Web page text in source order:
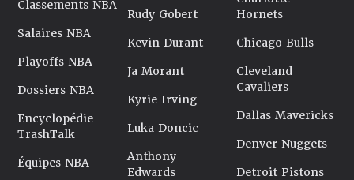
Classements NBA
Salaires NBA
Playoffs NBA
Dossiers NBA
Encyclopédie
TrashTalk
Équipes NBA
Rudy Gobert
Kevin Durant
Ja Morant
Kyrie Irving
Luka Doncic
Anthony
Edwards
Hornets
Chicago Bulls
Cleveland
Cavaliers
Dallas Mavericks
Denver Nuggets
Detroit Pistons